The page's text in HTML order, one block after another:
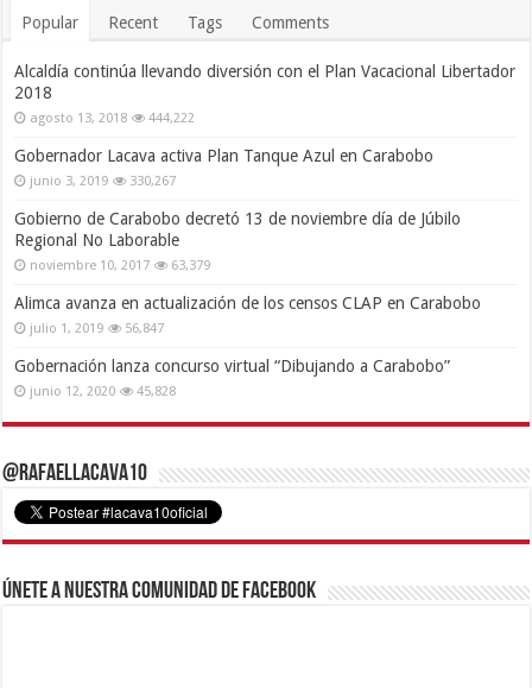
Popular Recent Tags Comments
Alcaldía continúa llevando diversión con el Plan Vacacional Libertador
2018
agosto 13, 2018 444,222
Gobernador Lacava activa Plan Tanque Azul en Carabobo
junio 3, 2019 330,267
Gobierno de Carabobo decretó 13 de noviembre día de Júbilo
Regional No Laborable
noviembre 10, 2017 63,379
Alimca avanza en actualización de los censos CLAP en Carabobo
julio 1, 2019 56,847
Gobernación lanza concurso virtual “Dibujando a Carabobo”
junio 12, 2020 45,828
@RafaelLacava10
Únete a nuestra comunidad de Facebook